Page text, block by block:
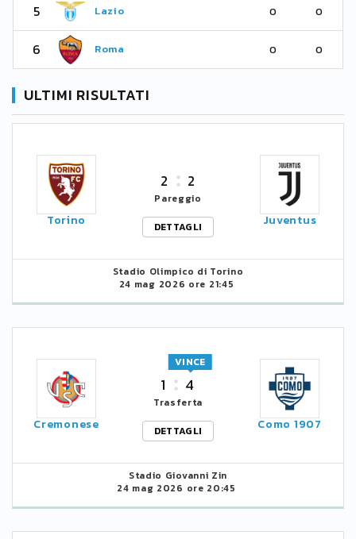
5 Lazio 0 0
6 Roma 0 0
ULTIMI RISULTATI
Torino
2 2
Pareggio
DETTAGLI
Juventus
Stadio Olimpico di Torino
24 mag 2026 ore 21:45
Cremonese
1 4
VINCE
Trasferta
DETTAGLI
Como 1907
Stadio Giovanni Zin
24 mag 2026 ore 20:45